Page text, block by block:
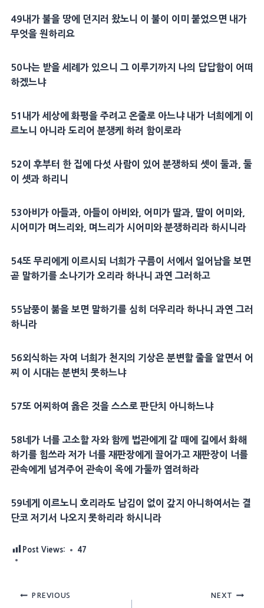
49내가 불을 땅에 던지러 왔노니 이 불이 이미 붙었으면 내가
무엇을 원하리요
50나는 받을 세례 가 있으니 그 이루기까지 나의 답답함이 어떠
하겠느냐
51 내가 세상에 화평을 주려고 온줄로 아느냐 내가 너희에게 이
르노니 아니라 도리어 분쟁케 하려 함이로라
52이 후부터 한 집에 다섯 사람이 있어 분쟁하되 셋이 둘과, 둘
이 셋과 하리니
53아비가 아들과, 아들이 아비와, 어미가 딸과, 딸이 어미와,
시어미가 며느리와, 며느리가 시어미와 분쟁하리라 하시니라
54또 무리에게 이르시되 너희가 구름이 서에서 일어남을 보면
곧 말하기를 소나기가 오리라 하나니 과연 그러하고
55남풍이 붊을 보면 말하기를 심히 더우리라 하나니 과연 그러
하니라
56외식하는 자여 너희가 천지의 기상은 분변할 줄을 알면서 어
찌 이 시대는 분변치 못하느냐
57또 어찌하여 옳은 것을 스스로 판단치 아니하느냐
58네가 너를 고소할 자와 함께 법관에게 갈 때에 길에서 화해
하기를 힘쓰라 저가 너를 재판장에게 끌어가고 재판장이 너를
관속에게 넘겨주어 관속이 옥에 가둘까 염려하라
59네게 이르노니 호리라도 남김이 없이 갚지 아니하여서는 결
단코 저기서 나오지 못하리라 하시니라
Post Views: 47
Post
PREVIOUS NEXT